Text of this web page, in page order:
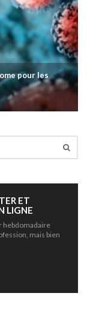
pour les
ET
LIGNE
hebdomadaire
mais bien